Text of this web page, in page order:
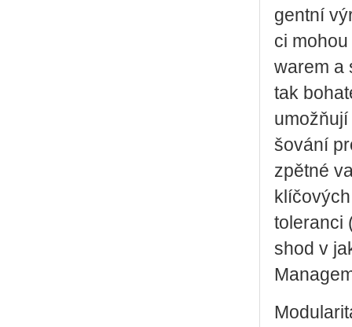
gent­ní
ci
wa­rem a
tak
šo­vá­ní
zpět­né
to­le­ran­ci
shod v